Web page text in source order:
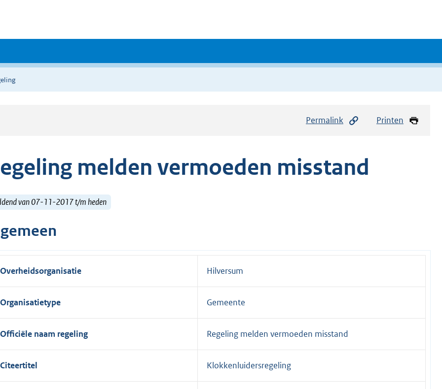
Permalink Printen
melden vermoeden misstand
van 07-11-2017 t/m heden
Overheidsorganisatie Hilversum
Organisatietype Gemeente
Officiële naam regeling Regeling melden vermoeden misstand
Citeertitel Klokkenluidersregeling